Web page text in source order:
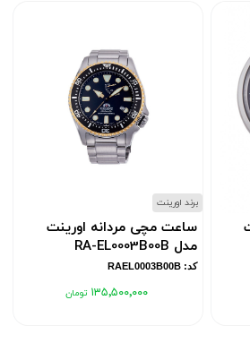
برند اورینت
ساعت مچی مردانه اورینت
مدل RA-EL0003B00B
کد: RAEL0003B00B
۱۳۵٬۵۰۰٬۰۰۰